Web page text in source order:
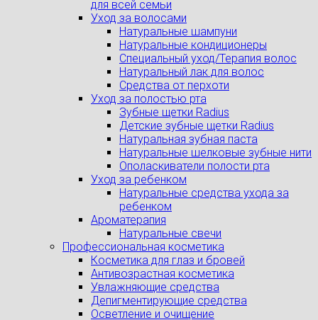
для всей семьи
Уход за волосами
Натуральные шампуни
Натуральные кондиционеры
Специальный уход/Терапия волос
Натуральный лак для волос
Средства от перхоти
Уход за полостью рта
Зубные щетки Radius
Детские зубные щетки Radius
Натуральная зубная паста
Натуральные шелковые зубные нити
Ополаскиватели полости рта
Уход за ребенком
Натуральные средства ухода за
ребенком
Ароматерапия
Натуральные свечи
Профессиональная косметика
Косметика для глаз и бровей
Антивозрастная косметика
Увлажняющие средства
Депигментирующие средства
Осветление и очищение